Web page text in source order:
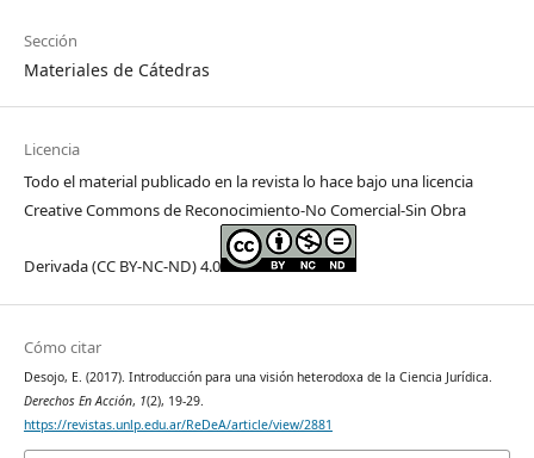
Sección
Materiales de Cátedras
Licencia
Todo el material publicado en la revista lo hace bajo una licencia
Creative Commons de Reconocimiento-No Comercial-Sin Obra
Derivada (CC BY-NC-ND) 4.0
Cómo citar
Desojo, E. (2017). Introducción para una visión heterodoxa de la Ciencia Jurídica.
Derechos En Acción, 1(2), 19-29.
https://revistas.unlp.edu.ar/ReDeA/article/view/2881